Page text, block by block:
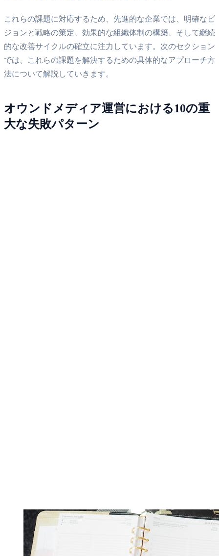
これらの課題に対応するため、先進的な企業では、明確なビ
ジョンと戦略の策定、効果的な組織体制の構築、そして継続
的な改善サイクルの確立に注力しています。次のセクション
では、これらの課題を解決するための具体的なアプローチ方
法について解説していきます。
オウンドメディア運営における10の重
大な失敗パターン